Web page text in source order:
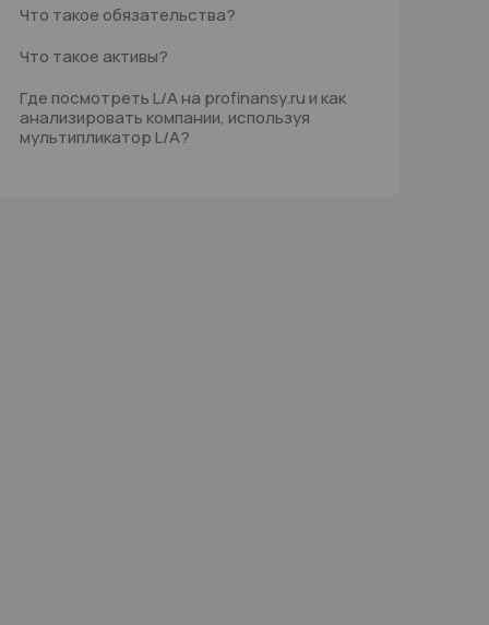
Что такое обязательства?
Что такое активы?
Где посмотреть L/A на profinansy.ru и как
анализировать компании, используя
мультипликатор L/A?